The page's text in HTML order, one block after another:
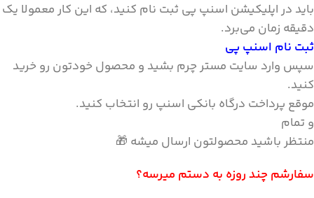
باید در اپلیکیشن اسنپ پی ثبت نام کنید، که این کار معمولا یک
دقیقه زمان می‌برد.
ثبت نام اسنپ پی
سپس وارد سایت مستر چرم بشید و محصول خودتون رو خرید
کنید.
موقع پرداخت درگاه بانکی اسنپ رو انتخاب کنید.
و تمام
منتظر باشید محصولتون ارسال میشه 🎁
سفارشم چند روزه به دستم میرسه؟